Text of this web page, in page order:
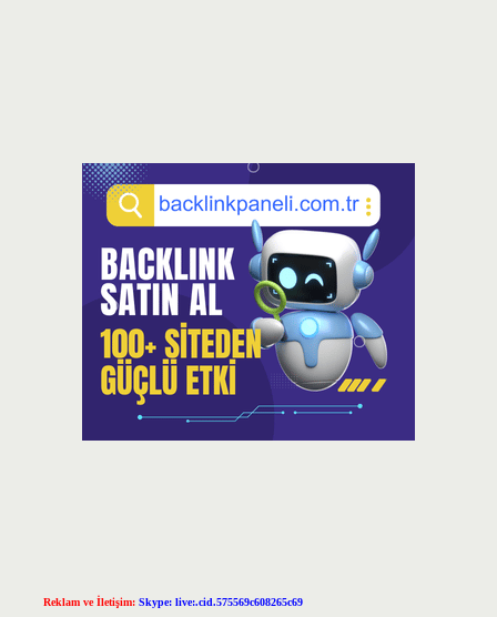
Reklam ve İletişim: Skype: live:.cid.575569c608265c69